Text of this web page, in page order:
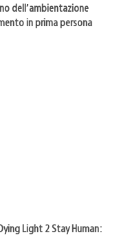
dell’ambientazione
in prima persona
Light 2 Stay Human: